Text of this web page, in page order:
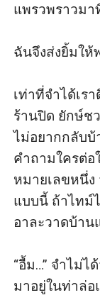
แพรวพราวม
ฉันจึงส่งยิ้มให้
เท่าที่จำได้เร
ร้านปิด ยักษ์ช
ไม่อยากกลับบ้
คำถามใครต่อ
หมายเลขหนึ่ง
แบบนี้ ถ้าไทม์
อาละวาดบ้าน
“อื้ม…” จำไม่
มาอยู่ในท่าล่